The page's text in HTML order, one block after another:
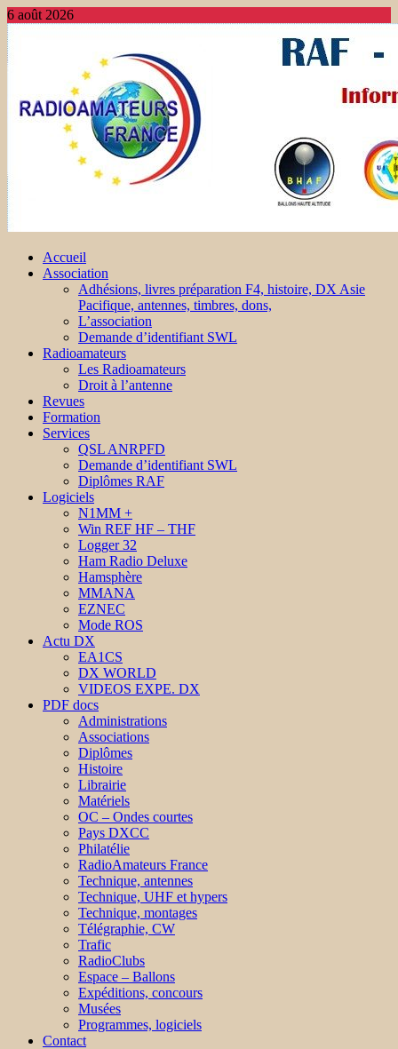
6 août 2026
Accueil
Association
Adhésions, livres préparation F4, histoire, DX Asie
Pacifique, antennes, timbres, dons,
L’association
Demande d’identifiant SWL
Radioamateurs
Les Radioamateurs
Droit à l’antenne
Revues
Formation
Services
QSL ANRPFD
Demande d’identifiant SWL
Diplômes RAF
Logiciels
N1MM +
Win REF HF – THF
Logger 32
Ham Radio Deluxe
Hamsphère
MMANA
EZNEC
Mode ROS
Actu DX
EA1CS
DX WORLD
VIDEOS EXPE. DX
PDF docs
Administrations
Associations
Diplômes
Histoire
Librairie
Matériels
OC – Ondes courtes
Pays DXCC
Philatélie
RadioAmateurs France
Technique, antennes
Technique, UHF et hypers
Technique, montages
Télégraphie, CW
Trafic
RadioClubs
Espace – Ballons
Expéditions, concours
Musées
Programmes, logiciels
Contact